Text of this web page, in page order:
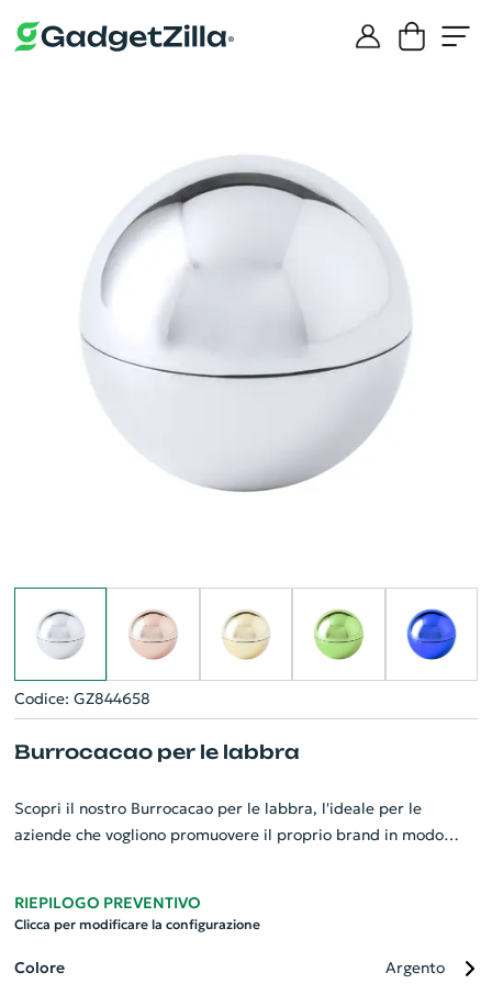
Codice: GZ844658
Burrocacao per le labbra
Scopri il nostro Burrocacao per le labbra, l'ideale per le
aziende che vogliono promuovere il proprio brand in modo
Inoltre, il balsamo viene presentato in un affascinante astuccio
tuo logo aziendale. È un gadget pratico e di grande utilità che
RIEPILOGO PREVENTIVO
Clicca per modificare la configurazione
Colore Argento